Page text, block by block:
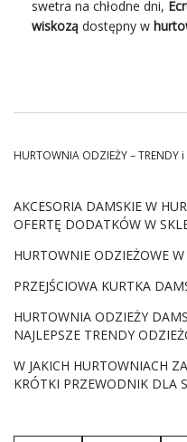
swetra na chłodne dni,
wiskozą dostępny w
w hurtowni Factoryprice.eu
wiskozą –
Chłodne Dni
Dzięki składowi
sweter jest niezwykle
Wiskoza jest znana ze
co sprawia, że sweter jest
Klasyczny kolor ecru
swetra z innymi
HURTOWNIA ODZIEŻY – TRENDY i
AKCESORIA DAMSKIE W
OFERTĘ DODATKÓW W
HURTOWNIE ODZIEŻOWE
PRZEJŚCIOWA KURTKA
HURTOWNIA ODZIEŻY
NAJLEPSZE TRENDY
W JAKICH HURTOWNIACH
KRÓTKI PRZEWODNIK DLA